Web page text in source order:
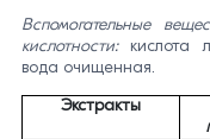
Вспомогательные
кислотности:кислота
вода очищенная.
Экстракты